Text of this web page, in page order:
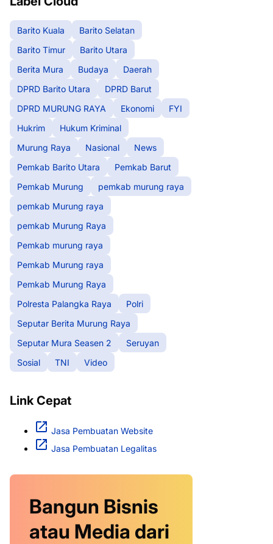
Barito Kuala
Barito Selatan
Barito Timur
Barito Utara
Berita Mura
Budaya
Daerah
DPRD Barito Utara
DPRD Barut
DPRD MURUNG RAYA
Ekonomi
FYI
Hukrim
Hukum Kriminal
Murung Raya
Nasional
News
Pemkab Barito Utara
Pemkab Barut
Pemkab Murung
pemkab murung raya
pemkab Murung raya
pemkab Murung Raya
Pemkab murung raya
Pemkab Murung raya
Pemkab Murung Raya
Polresta Palangka Raya
Polri
Seputar Berita Murung Raya
Seputar Mura Seasen 2
Seruyan
Sosial
TNI Video
Link Cepat
Jasa Pembuatan Website
Jasa Pembuatan Legalitas
Bangun Bisnis
atau Media dari